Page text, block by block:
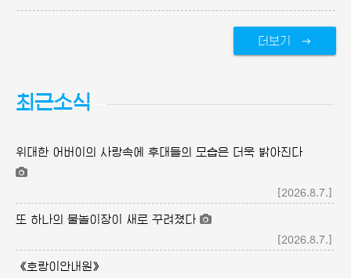
더보기
최근소식
위대한 어버이의 사랑속에 후대들의 모습은 더욱 밝아진다
[2026.8.7.]
또 하나의 물놀이장이 새로 꾸려졌다
[2026.8.7.]
《호랑이안내원》